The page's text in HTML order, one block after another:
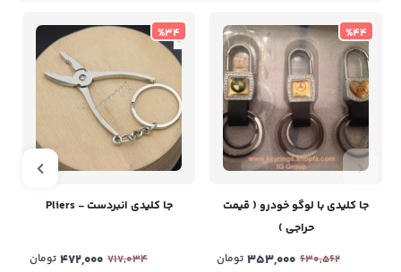
%44
جا کلیدی با لوگو خودرو ( قیمت
حراجی )
630,562
353,000 تومان
%34
جا کلیدی انبردست - Pliers
717,034
472,000 تومان